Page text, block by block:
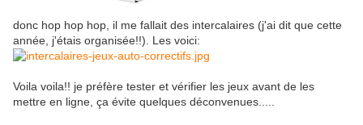
donc hop hop hop, il me fallait des intercalaires (j'ai dit que cette
année, j'étais organisée!!). Les voici:
Voila voila!! je préfère tester et vérifier les jeux avant de les
mettre en ligne, ça évite quelques déconvenues.....